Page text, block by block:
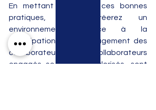
En mettant en œuvre ces bonnes
pratiques, vous créerez un
environnement propice à la
participation et à l'engagement des
collaborateurs. Des collaborateurs
engagés se sentent valorisés, sont